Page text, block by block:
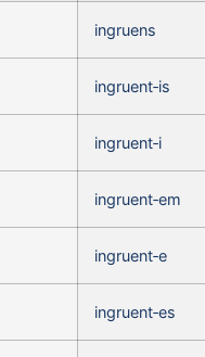
ingruens
ingruent‑is
ingruent‑i
ingruent‑em
ingruent‑e
ingruent‑es